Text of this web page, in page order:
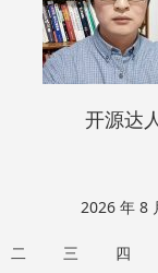
开源达人
2026 年 8
二 三 四